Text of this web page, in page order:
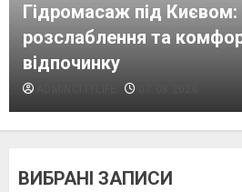
Мода і краса
Які кросівки
Спорт та
Гідромасаж під
розслаблення та
відпочинку
ВИБРАНІ ЗАПИСИ